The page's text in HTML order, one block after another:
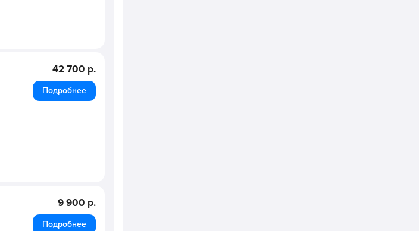
42 700 р.
Подробнее
9 900 р.
Подробнее